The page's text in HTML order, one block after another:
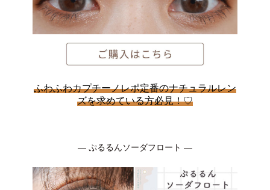
ふわふわカプチーノレポ定番のナチュラルレン
ズを求めている方必見！♡
― ぷるるんソーダフロート ―